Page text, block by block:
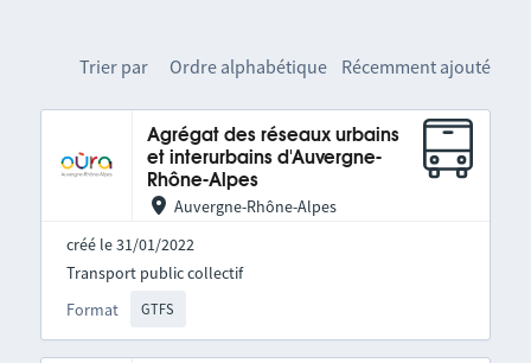
Trier par Ordre alphabétique Récemment ajouté
Agrégat des réseaux urbains
et interurbains d'Auvergne-
Rhône-Alpes
Auvergne-Rhône-Alpes
créé le 31/01/2022
Format GTFS
Transport public collectif